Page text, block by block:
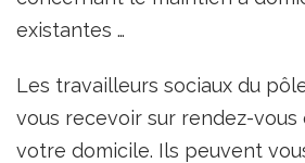
existantes …
Les travailleurs sociaux du
vous recevoir sur rendez-vous
votre domicile. Ils peuvent